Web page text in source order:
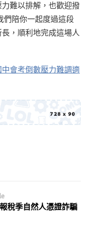
難以排解，也歡迎撥
們陪你一起度過這段
，順利地完成這場人
中會考倒數壓力難調適
稅季自然人憑證詐騙